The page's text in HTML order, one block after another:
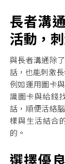
長者溝
活動，
與長者溝通除
話，也能刺激
例如運用圖卡
識圖卡與給錢
話，順便活絡
樣與生活結合
的。
選擇優